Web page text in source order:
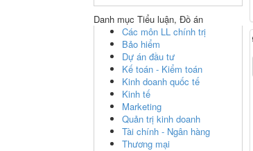
Danh mục Tiểu luận, Đồ án
Các môn LL chính trị
Bảo hiểm
Dự án đầu tư
Kế toán - Kiểm toán
Kinh doanh quốc tế
Kinh tế
Marketing
Quản trị kinh doanh
Tài chính - Ngân hàng
Thương mại